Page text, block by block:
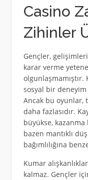
Casino
Zihinler
Gençler,
karar verme
sosyal bir
Ancak bu oyunlar,
daha fazlasıdır.
büyükse, kazanma
bazen mantıklı
bağımlılığına
Kumar
kalmaz. Gençler